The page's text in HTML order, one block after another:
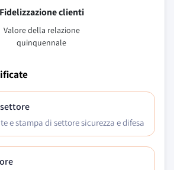
Fidelizzazione clienti
Valore della relazione
quinquennale
e stampa di settore sicurezza e difesa